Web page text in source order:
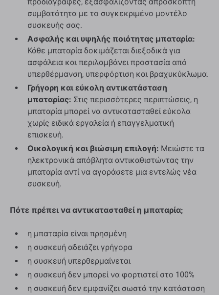
προδιαγραφές, εξασφαλίζοντας απρόσκοπτη
συμβατότητα με το συγκεκριμένο μοντέλο
συσκευής σας.
Ασφαλής και υψηλής ποιότητας μπαταρία:
Κάθε μπαταρία δοκιμάζεται διεξοδικά για
ασφάλεια και περιλαμβάνει προστασία από
υπερθέρμανση, υπερφόρτιση και βραχυκύκλωμα.
Γρήγορη και εύκολη αντικατάσταση
μπαταρίας: Στις περισσότερες περιπτώσεις, η
μπαταρία μπορεί να αντικατασταθεί εύκολα
χωρίς ειδικά εργαλεία ή επαγγελματική
επισκευή.
Οικολογική και βιώσιμη επιλογή: Μειώστε τα
ηλεκτρονικά απόβλητα αντικαθιστώντας την
μπαταρία αντί να αγοράσετε μια εντελώς νέα
συσκευή.
Πότε πρέπει να αντικατασταθεί η μπαταρία;
η μπαταρία είναι πρησμένη
η συσκευή αδειάζει γρήγορα
η συσκευή υπερθερμαίνεται
η συσκευή δεν μπορεί να φορτιστεί στο 100%
η συσκευή δεν εμφανίζει σωστά την κατάσταση